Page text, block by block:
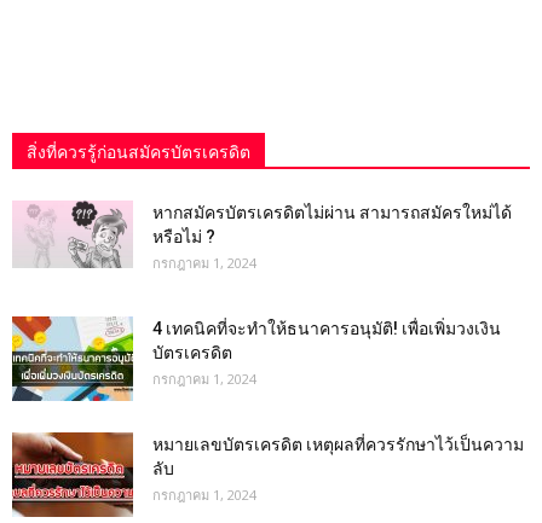
สิ่งที่ควรรู้ก่อนสมัครบัตรเครดิต
หากสมัครบัตรเครดิตไม่ผ่าน สามารถสมัครใหม่ได้
หรือไม่ ?
กรกฎาคม 1, 2024
4 เทคนิคที่จะทำให้ธนาคารอนุมัติ! เพื่อเพิ่มวงเงิน
บัตรเครดิต
กรกฎาคม 1, 2024
หมายเลขบัตรเครดิต เหตุผลที่ควรรักษาไว้เป็นความ
ลับ
กรกฎาคม 1, 2024